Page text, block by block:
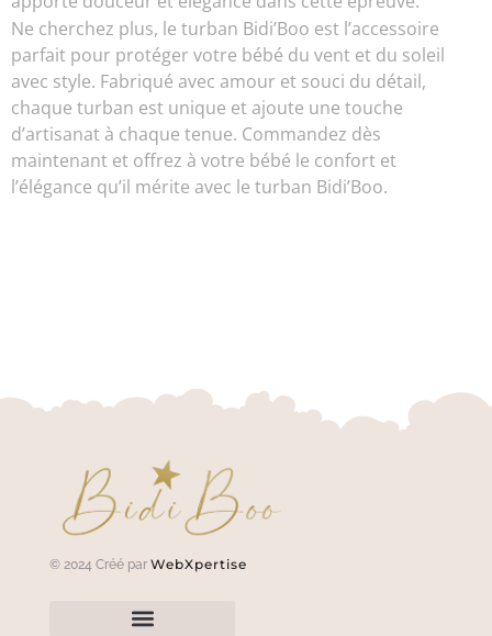
Ne cherchez plus, le turban Bidi’Boo est l’accessoire
parfait pour protéger votre bébé du vent et du soleil
avec style. Fabriqué avec amour et souci du détail,
chaque turban est unique et ajoute une touche
d’artisanat à chaque tenue. Commandez dès
maintenant et offrez à votre bébé le confort et
l’élégance qu’il mérite avec le turban Bidi’Boo.
© 2024 Créé par WebXpertise